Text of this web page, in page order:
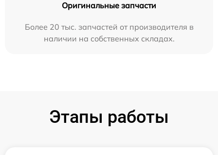
Оригинальные запчасти
Более 20 тыс. запчастей от производителя в
наличии на собственных складах.
Этапы работы